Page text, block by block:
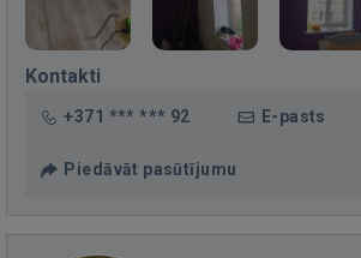
Kontakti
+371 *** *** 92 E-pasts
Piedāvāt pasūtījumu